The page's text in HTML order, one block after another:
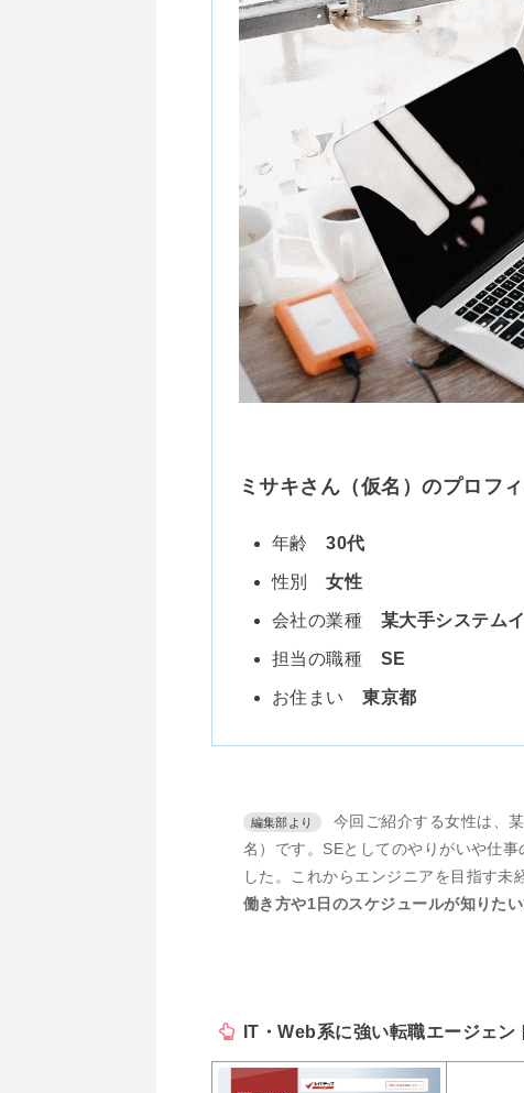
ミサキさん（仮名）のプロフ
年齢30代
性別女性
会社の業種 某大手システム
担当の職種 SE
お住まい東京都
今回ご紹介する女性は、
名）です。SEとしてのやりがいや仕
した。これからエンジニアを目指す
働き方や1日のスケジュールが知りたい
IT・Web系に強い転職エージェン